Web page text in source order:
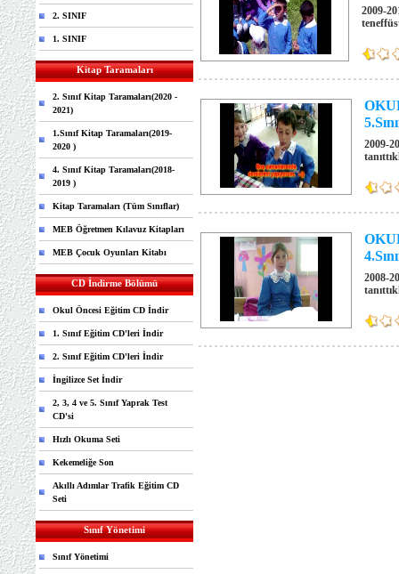
2. SINIF
1. SINIF
Kitap Taramaları
2. Sınıf Kitap Taramaları(2020 -
2021)
1.Sınıf Kitap Taramaları(2019-
2020 )
4. Sınıf Kitap Taramaları(2018-
2019 )
Kitap Taramaları (Tüm Sınıflar)
MEB Öğretmen Kılavuz Kitapları
MEB Çocuk Oyunları Kitabı
CD İndirme Bölümü
Okul Öncesi Eğitim CD İndir
1. Sınıf Eğitim CD'leri İndir
2. Sınıf Eğitim CD'leri İndir
İngilizce Set İndir
2, 3, 4 ve 5. Sınıf Yaprak Test
CD'si
Hızlı Okuma Seti
Kekemeliğe Son
Akıllı Adımlar Trafik Eğitim CD
Seti
Sınıf Yönetimi
Sınıf Yönetimi
2009-
2009-
2008-